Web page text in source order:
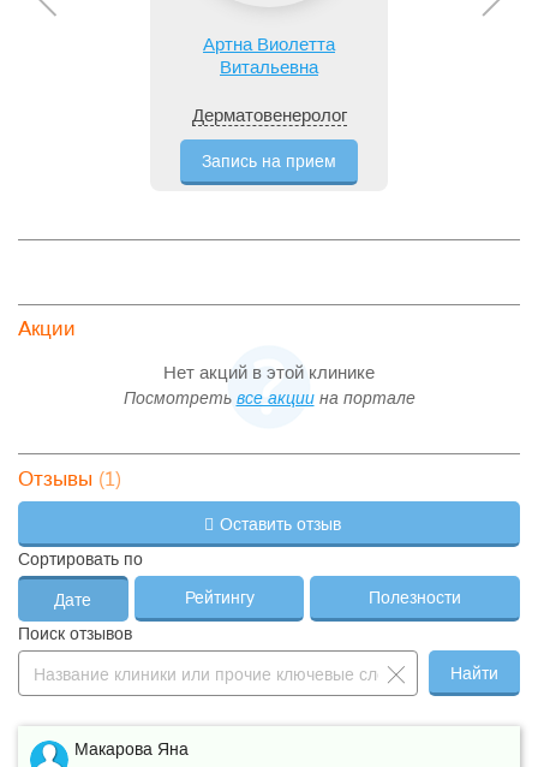
Артна Виолетта
Витальевна
Дерматовенеролог
Запись на прием
Акции
Нет акций в этой клинике
Посмотреть все акциина портале
Отзывы (1)
Оставить отзыв
Сортировать по
Дате Рейтингу
Полезности
Поиск отзывов
Найти
Макарова Яна